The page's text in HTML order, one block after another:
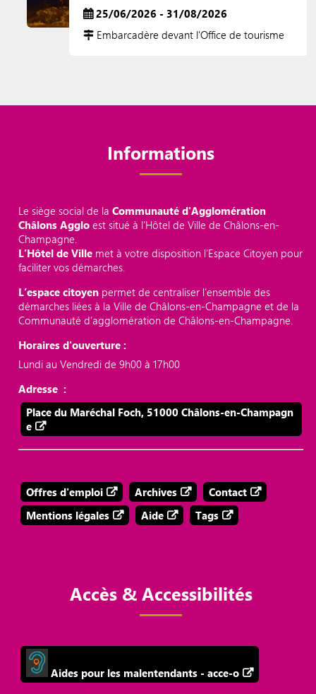
25/06/2026 - 31/08/2026
Embarcadère devant l'Office de tourisme
Informations
Le siège social de laCommunauté d'Agglomération
Châlons Aggloest situé à l'Hôtel de Ville de Châlons-en-
Champagne.
L’Hôtel de Ville met à votre disposition l’Espace Citoyen pour
faciliter vos démarches.
L’espace citoyen permet de centraliser l’ensemble des
démarches liées à la Ville de Châlons-en-Champagne et de la
Communauté d’agglomération de Châlons-en-Champagne.
Horaires d'ouverture :
Lundi au Vendredi de 9h00 à 17h00
Adresse :
Place du Maréchal Foch, 51000 Châlons-en-Champagn
e
Offres d'emploi Archives
Contact
Mentions légales
Aide Tags
Accès & Accessibilités
Aides pour les malentendants - acce-o